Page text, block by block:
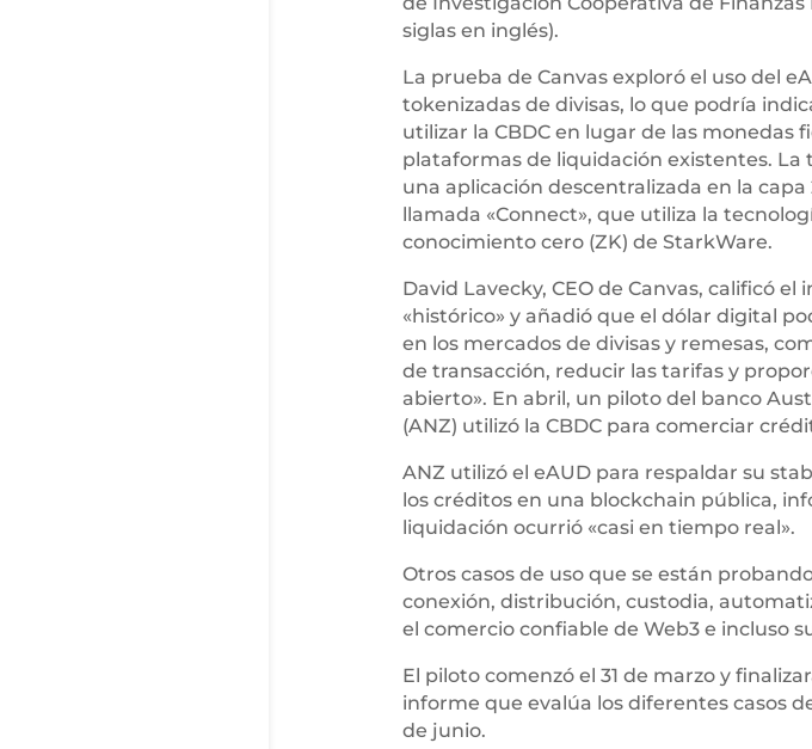
siglas en inglés).
La prueba de Canvas exploró el uso del
tokenizadas de divisas, lo que podría
utilizar la CBDC en lugar de las monedas
plataformas de liquidación existentes. La
una aplicación descentralizada en la
llamada «Connect», que utiliza la
conocimiento cero (ZK) de StarkWare.
David Lavecky, CEO de Canvas, calificó
«histórico» y añadió que el dólar digital
en los mercados de divisas y remesas,
de transacción, reducir las tarifas y
abierto». En abril, un piloto del banco
(ANZ) utilizó la CBDC para comerciar
ANZ utilizó el eAUD para respaldar su
los créditos en una blockchain pública,
liquidación ocurrió «casi en tiempo real».
Otros casos de uso que se están
conexión, distribución, custodia,
el comercio confiable de Web3 e incluso
El piloto comenzó el 31 de marzo y
informe que evalúa los diferentes casos
de junio.